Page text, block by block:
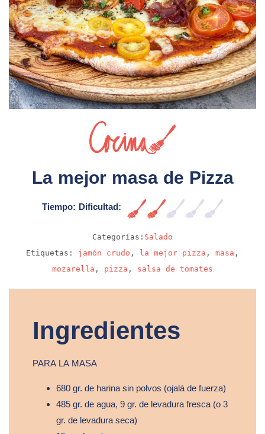
La mejor masa de Pizza
Tiempo: Dificultad:
Categorías: Salado
Etiquetas: jamón crudo , la mejor pizza , masa ,
mozarella , pizza , salsa de tomates
Ingredientes
PARA LA MASA
680 gr. de harina sin polvos (ojalá de fuerza)
485 gr. de agua, 9 gr. de levadura fresca (o 3
gr. de levadura seca)